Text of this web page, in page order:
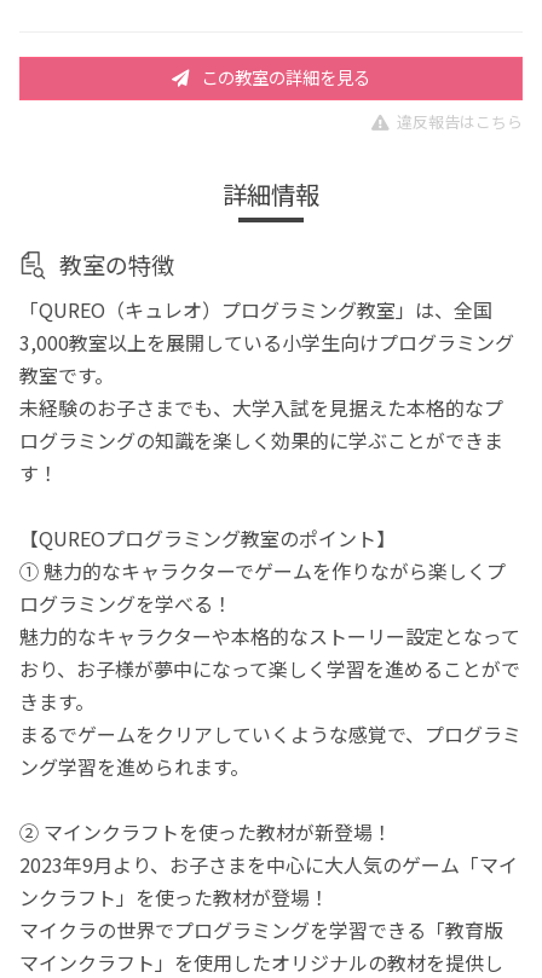
この教室の詳細を見る
違反報告はこちら
詳細情報
教室の特徴
「QUREO（キュレオ）プログラミング教室」は、全国
3,000教室以上を展開している小学生向けプログラミング
教室です。
未経験のお子さまでも、大学入試を見据えた本格的なプ
ログラミングの知識を楽しく効果的に学ぶことができま
す！
【QUREOプログラミング教室のポイント】
① 魅力的なキャラクターでゲームを作りながら楽しくプ
ログラミングを学べる！
魅力的なキャラクターや本格的なストーリー設定となって
おり、お子様が夢中になって楽しく学習を進めることがで
きます。
まるでゲームをクリアしていくような感覚で、プログラミ
ング学習を進められます。
② マインクラフトを使った教材が新登場！
2023年9月より、お子さまを中心に大人気のゲーム「マイ
ンクラフト」を使った教材が登場！
マイクラの世界でプログラミングを学習できる「教育版
マインクラフト」を使用したオリジナルの教材を提供し